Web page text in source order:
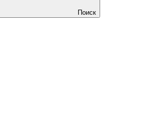
Поиск